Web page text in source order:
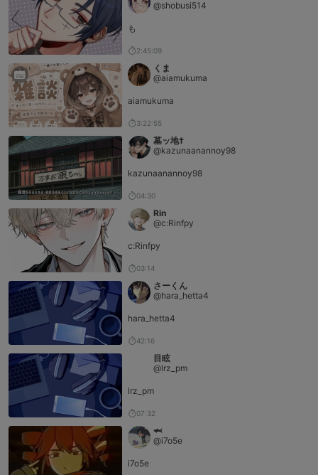
@shobusi514
も
2:45:09
くま
@aiamukuma
aiamukuma
3:22:55
墓ッ地†
@kazunaanannoy98
kazunaanannoy98
04:30
Rin
@c:Rinfpy
c:Rinfpy
03:14
さーくん
@hara_hetta4
hara_hetta4
42:16
目眩
@lrz_pm
lrz_pm
07:32
🦈
@i7o5e
i7o5e